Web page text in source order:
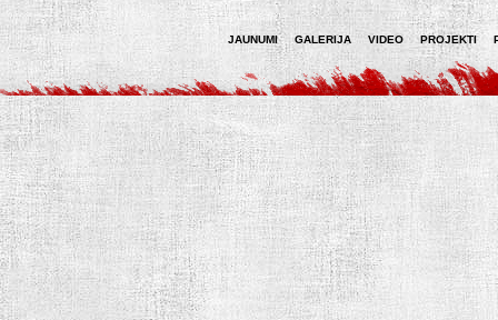
JAUNUMI GALERIJA VIDEO PROJEKTI